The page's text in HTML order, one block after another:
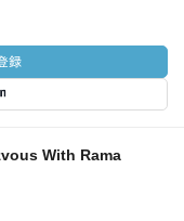
With Rama